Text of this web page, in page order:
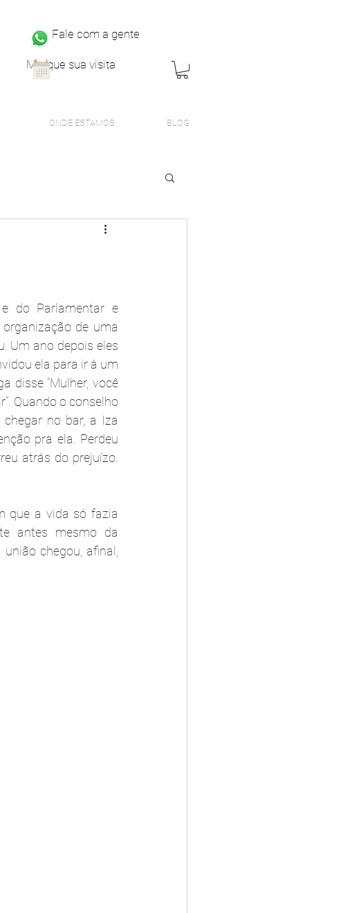
Fale com a gente
Marque sua visita
ONDE ESTAMOS BLOG
do Parlamentar e
de uma
Um ano depois eles
ela para ir à um
disse “Mulher, você
Quando o conselho
no bar, a Iza
pra ela. Perdeu
atrás do prejuízo.
que a vida só fazia
antes mesmo da
chegou, afinal,